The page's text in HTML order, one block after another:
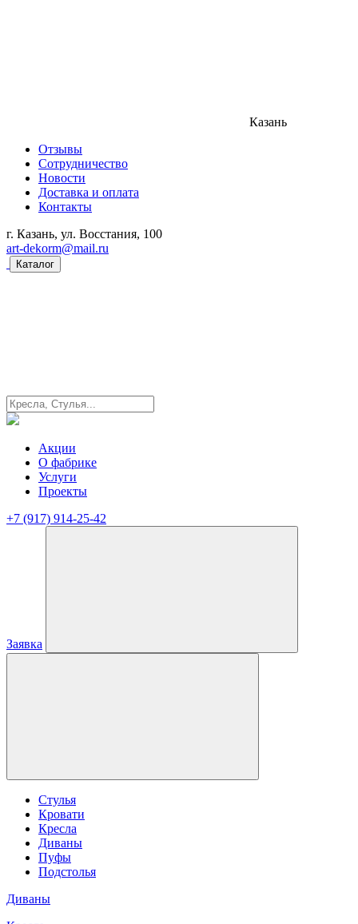
Казань
Отзывы
Сотрудничество
Новости
Доставка и оплата
Контакты
г. Казань, ул. Восстания, 100
art-dekorm@mail.ru
Каталог
Акции
О фабрике
Услуги
Проекты
+7 (917) 914-25-42
Заявка
Стулья
Кровати
Кресла
Диваны
Пуфы
Подстолья
Диваны